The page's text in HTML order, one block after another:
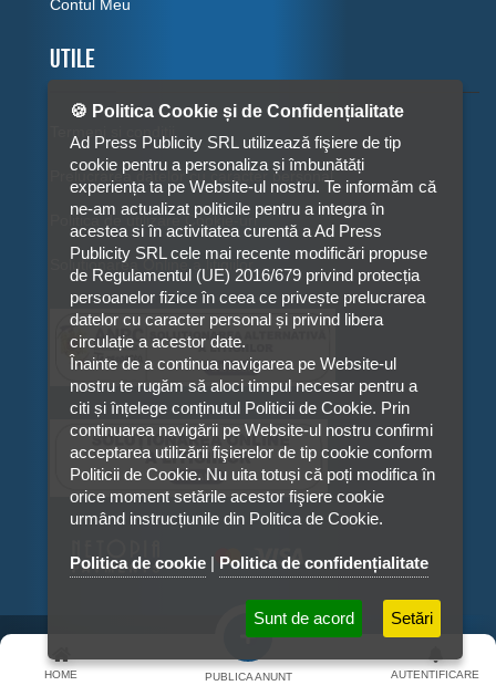
HOME PUBLICA ANUNT AUTENTIFICARE
Contul Meu
Utile
Prelucrarea datelor cu caracter personal
Politica de utilizare Cookie-uri
Solutionarea Online a litigiilor
Toate drepturile rezervate © 2026 - SC Ad Press Publicity SRL
🍪 Politica Cookie și de Confidențialitate
Ad Press Publicity SRL utilizează fişiere de tip
cookie pentru a personaliza și îmbunătăți
experiența ta pe Website-ul nostru. Te informăm că
ne-am actualizat politicile pentru a integra în
acestea si în activitatea curentă a Ad Press
Publicity SRL cele mai recente modificări propuse
de Regulamentul (UE) 2016/679 privind protecția
persoanelor fizice în ceea ce privește prelucrarea
datelor cu caracter personal și privind libera
circulație a acestor date.
Înainte de a continua navigarea pe Website-ul
nostru te rugăm să aloci timpul necesar pentru a
citi și înțelege conținutul Politicii de Cookie. Prin
continuarea navigării pe Website-ul nostru confirmi
acceptarea utilizării fişierelor de tip cookie conform
Politicii de Cookie. Nu uita totuși că poți modifica în
orice moment setările acestor fişiere cookie
urmând instrucțiunile din Politica de Cookie.
Politica de cookie | Politica de confidențialitate
Sunt de acord Setări